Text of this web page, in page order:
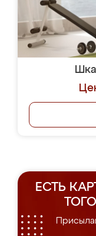
ЕСТЬ